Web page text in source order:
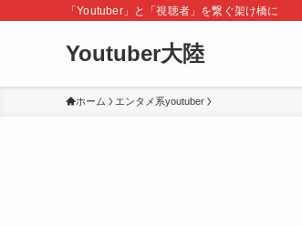
「Youtuber」と「視聴者」を繋ぐ架け橋に
Youtuber大陸
ホーム エンタメ系youtuber